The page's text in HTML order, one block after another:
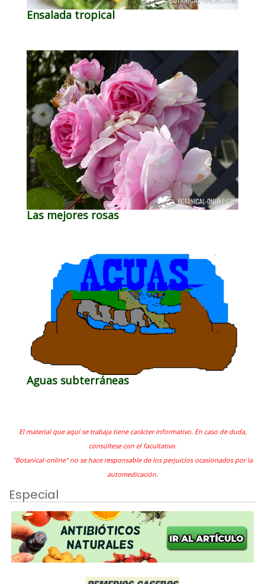
Ensalada tropical
Las mejores rosas
Aguas subterráneas
El material que aquí se trabaja tiene carácter informativo. En caso de duda,
consúltese con el facultativo.
"Botanical-online" no se hace responsable de los perjuicios ocasionados por la
automedicación.
Especial